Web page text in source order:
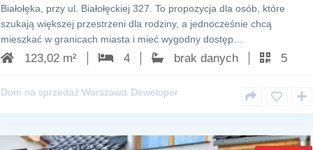
Białołęka, przy ul. Białołęckiej 327. To propozycja dla osób, które
szukają większej przestrzeni dla rodziny, a jednocześnie chcą
mieszkać w granicach miasta i mieć wygodny dostęp…
123,02 m² 4 brak danych 5
Dom na sprzedaż Warszawa Deweloper